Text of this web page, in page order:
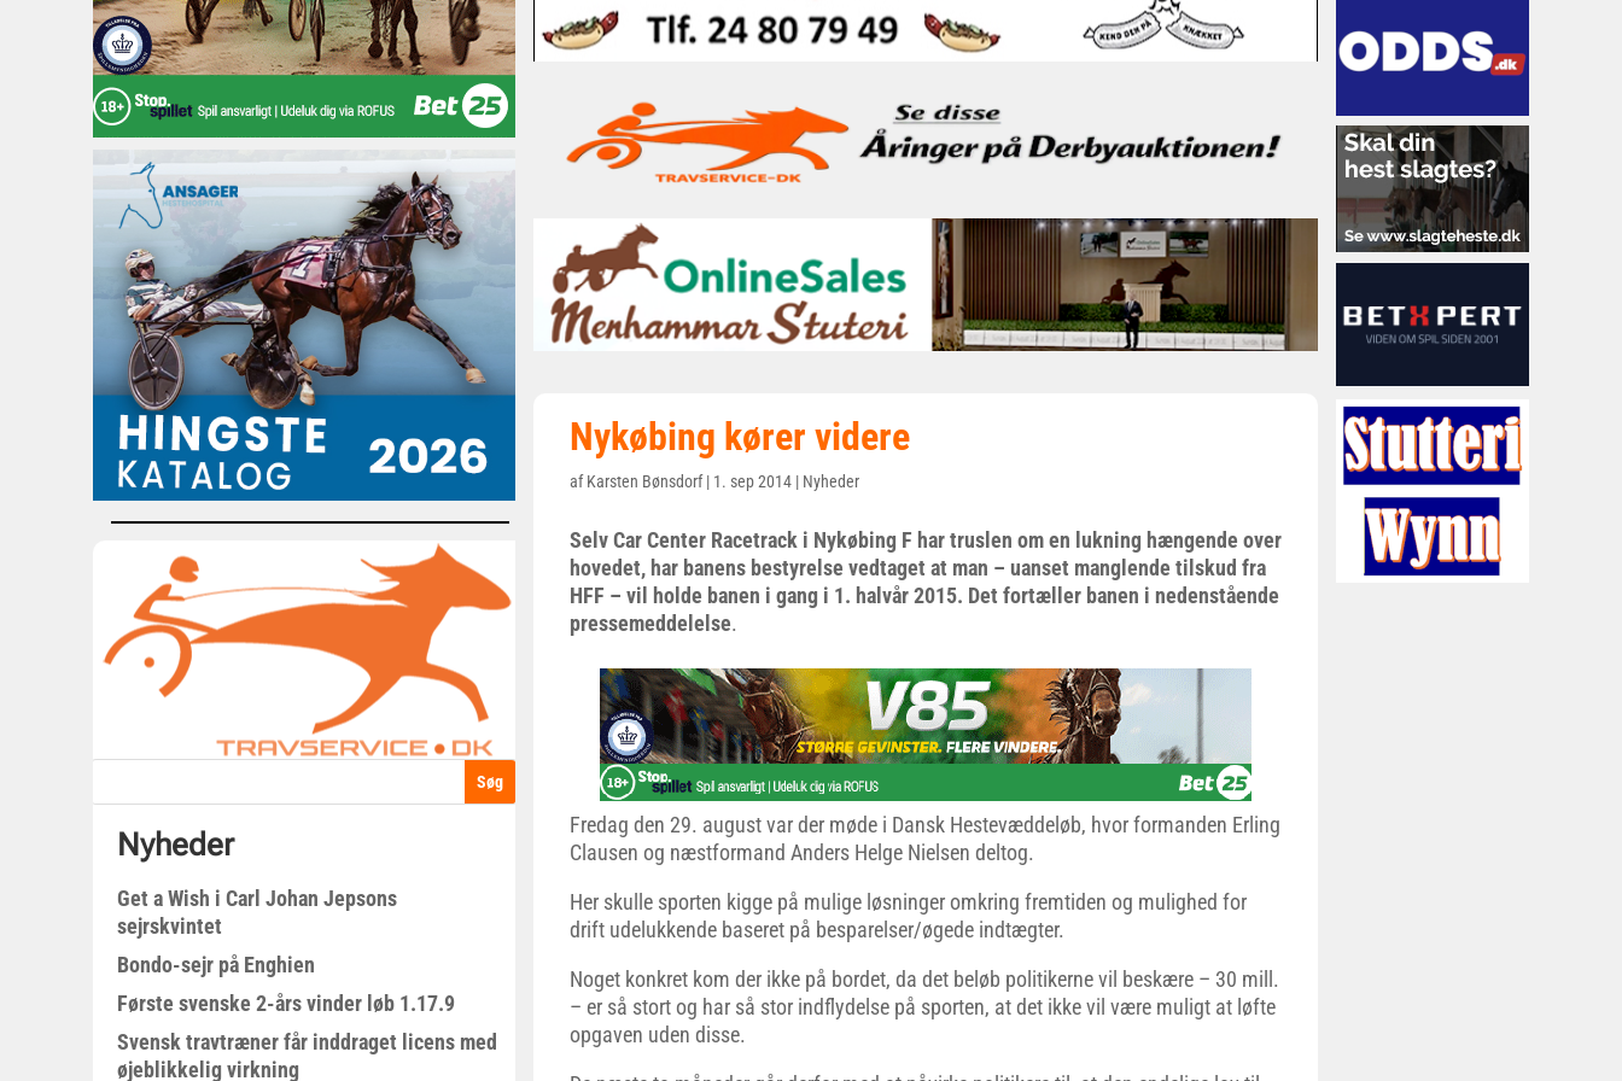
Nyheder
Get a Wish i Carl Johan Jepsons
sejrskvintet
Bondo-sejr på Enghien
Første svenske 2-års vinder løb 1.17.9
Svensk travtræner får inddraget licens med
øjeblikkelig virkning
Nykøbing kører videre
afKarsten Bønsdorf| 1. sep 2014 | Nyheder
Selv Car Center Racetrack i Nykøbing F har truslen om en lukning hængende over
hovedet, har banens bestyrelse vedtaget at man – uanset manglende tilskud fra
HFF – vil holde banen i gang i 1. halvår 2015. Det fortæller banen i nedenstående
pressemeddelelse.
Fredag den 29. august var der møde i Dansk Hestevæddeløb, hvor formanden Erling
Clausen og næstformand Anders Helge Nielsen deltog.
Her skulle sporten kigge på mulige løsninger omkring fremtiden og mulighed for
drift udelukkende baseret på besparelser/øgede indtægter.
Noget konkret kom der ikke på bordet, da det beløb politikerne vil beskære – 30 mill.
– er så stort og har så stor indflydelse på sporten, at det ikke vil være muligt at løfte
opgaven uden disse.